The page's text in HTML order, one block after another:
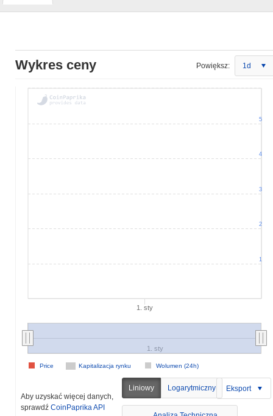
Wykres ceny Powiększ: 1d
1. sty
Kapitalizacja rynku Wolumen (24h)
Price
1. sty
1
2
3
4
5
Aby uzyskać więcej danych,
sprawdź CoinPaprika API
Liniowy Logarytmiczny Eksport